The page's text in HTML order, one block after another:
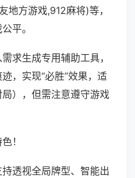
地方游戏,912麻将)等，
平。
求生成专用辅助工具，
，实现“必胜”效果，适
），但需注意遵守游戏
！
透视全局牌型、智能出